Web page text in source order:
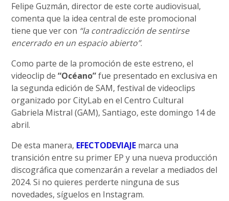
Felipe Guzmán, director de este corte audiovisual,
comenta que la idea central de este promocional
tiene que ver con “la contradicción de sentirse
encerrado en un espacio abierto”.
Como parte de la promoción de este estreno, el
videoclip de“Océano”fue presentado en exclusiva en
la segunda edición de SAM, festival de videoclips
organizado por CityLab en el Centro Cultural
Gabriela Mistral (GAM), Santiago, este domingo 14 de
abril.
De esta manera, EFECTODEVIAJE marca una
transición entre su primer EP y una nueva producción
discográfica que comenzarán a revelar a mediados del
2024. Si no quieres perderte ninguna de sus
novedades, síguelos en Instagram.